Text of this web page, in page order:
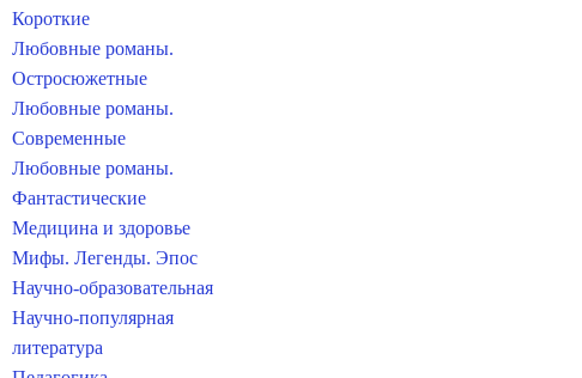
Короткие
Любовные романы.
Остросюжетные
Любовные романы.
Современные
Любовные романы.
Фантастические
Медицина и здоровье
Мифы. Легенды. Эпос
Научно-образовательная
Научно-популярная
литература